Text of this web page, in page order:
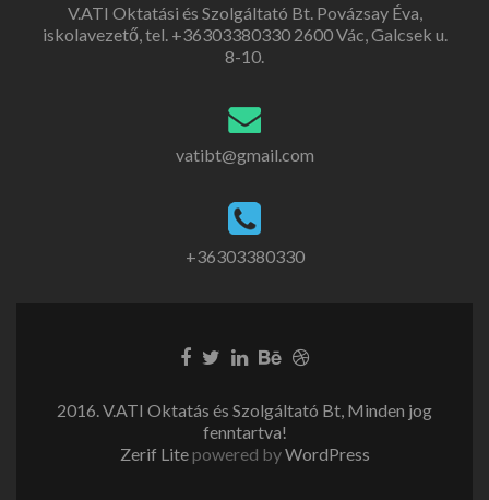
V.ATI Oktatási és Szolgáltató Bt. Povázsay Éva,
iskolavezető, tel. +36303380330 2600 Vác, Galcsek u.
8-10.
vatibt@gmail.com
+36303380330
2016. V.ATI Oktatás és Szolgáltató Bt, Minden jog
fenntartva!
Zerif Litepowered byWordPress